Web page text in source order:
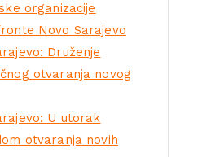
organizacije
Novo Sarajevo
Druženje
otvaranja novog
U utorak
otvaranja novih